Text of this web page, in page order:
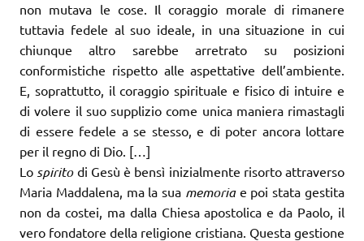
non mutava le cose. Il coraggio morale di rimanere
tuttavia fedele al suo ideale, in una situazione in cui
chiunque altro sarebbe arretrato su posizioni
conformistiche rispetto alle aspettative dell’ambiente.
E, soprattutto, il coraggio spirituale e fisico di intuire e
di volere il suo supplizio come unica maniera rimastagli
di essere fedele a se stesso, e di poter ancora lottare
per il regno di Dio. […]
Lo spirito di Gesù è bensì inizialmente risorto attraverso
Maria Maddalena, ma la sua memoria e poi stata gestita
non da costei, ma dalla Chiesa apostolica e da Paolo, il
vero fondatore della religione cristiana. Questa gestione